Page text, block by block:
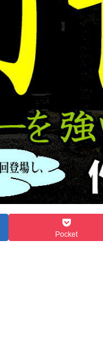
Pocket